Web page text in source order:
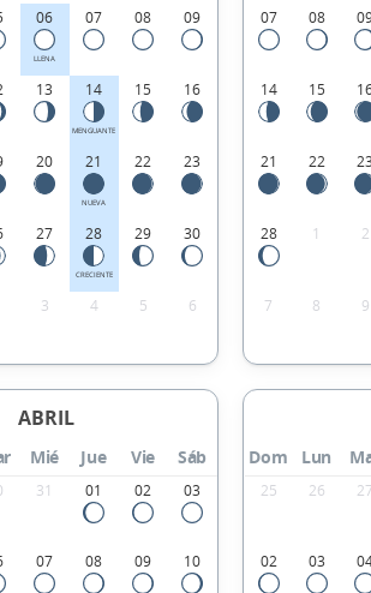
06
LLENA
07 08 09
13 14
MENGUANTE
15 16
20 21
NUEVA
22 23
27 28
CRECIENTE
29 30
3 4 5 6
07 08
14 15
21 22 23
28 1 2
7 8 9
ABRIL
Mié Jue Vie Sáb
31 01 02 03
07 08 09 10
Dom Lun
25 26 27
02 03